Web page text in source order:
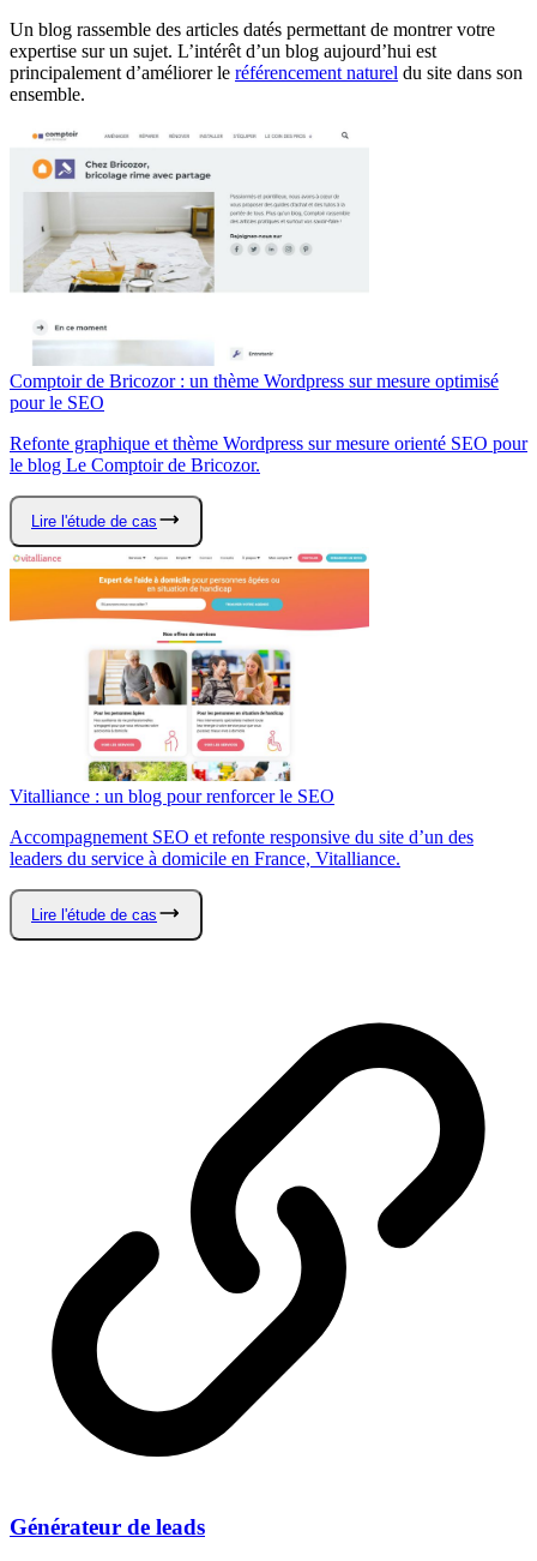
Un blog rassemble des articles datés permettant de montrer votre
expertise sur un sujet. L’intérêt d’un blog aujourd’hui est
principalement d’améliorer le référencement naturel du site dans son
ensemble.
Comptoir de Bricozor : un thème Wordpress sur mesure optimisé
pour le SEO
Refonte graphique et thème Wordpress sur mesure orienté SEO pour
le blog Le Comptoir de Bricozor.
Lire l'étude de cas
Vitalliance : un blog pour renforcer le SEO
Accompagnement SEO et refonte responsive du site d’un des
leaders du service à domicile en France, Vitalliance.
Lire l'étude de cas
Générateur de leads